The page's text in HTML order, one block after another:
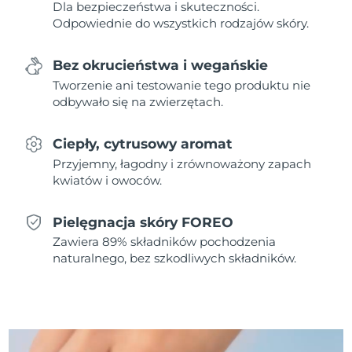
Dla bezpieczeństwa i skuteczności.
Odpowiednie do wszystkich rodzajów skóry.
Bez okrucieństwa i wegańskie
Tworzenie ani testowanie tego produktu nie
odbywało się na zwierzętach.
Ciepły, cytrusowy aromat
Przyjemny, łagodny i zrównoważony zapach
kwiatów i owoców.
Pielęgnacja skóry FOREO
Zawiera 89% składników pochodzenia
naturalnego, bez szkodliwych składników.
Oczekiwany czas dostawy
Nowa Zelandia
Oczekiwany czas dostawy
11/8/26
Norwegia
Oman
Oczekiwany czas dostawy
Filipiny
Oczekiwany czas dostawy
Oczekiwany czas dostawy
11/8/26